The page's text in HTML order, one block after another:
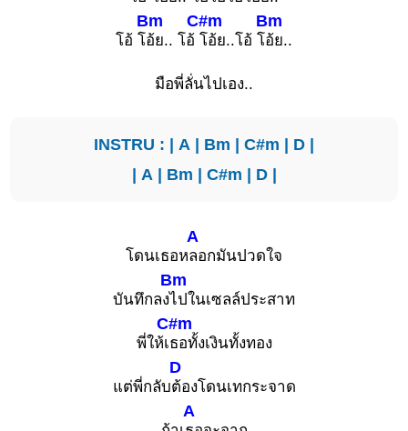
โอ้ โ
Bm
อ้ย.. โอ้
C#m
โอ้ย..โอ้ โ
Bm
อ้ย..
มือพี่ลั่นไปเอง..
INSTRU : | A | Bm | C#m | D |
| A | Bm | C#m | D|
โดนเธอห
A
ลอกมันปวดใจ
บันทึกลง
Bm
ไปในเซลล์ประสาท
พี่ให้เ
C#m
ธอทั้งเงินทั้งทอง
แต่พี่กลับ
D
ต้องโดนเทกระจาด
A